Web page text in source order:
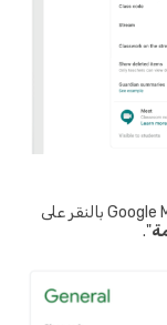
: يمكنك إعادة ضبط رمز Google Meet بالنقر على